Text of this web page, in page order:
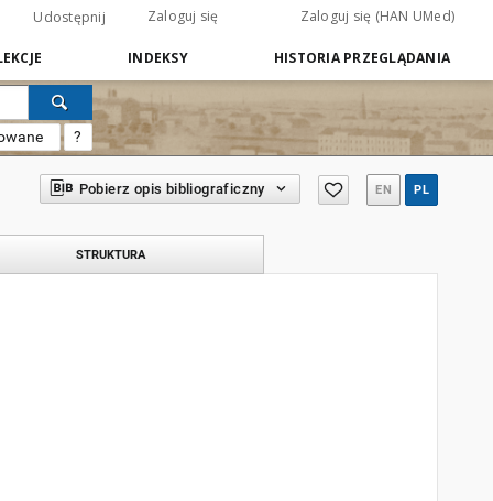
Udostępnij Zaloguj się Zaloguj się (HAN UMed)
INDEKSY HISTORIA PRZEGLĄDANIA
?
Pobierz opis bibliograficzny EN PL
STRUKTURA